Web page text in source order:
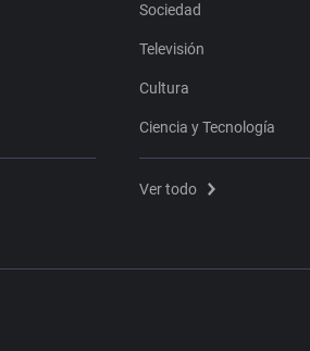
Sociedad
Televisión
Cultura
Ciencia y Tecnología
Ver todo